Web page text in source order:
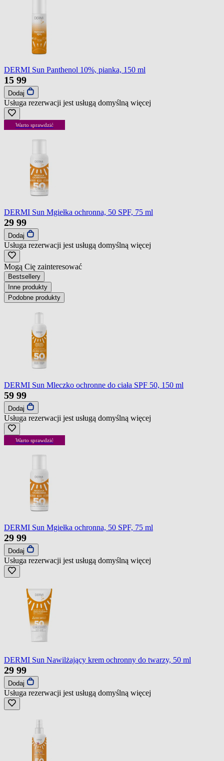
DERMI Sun Panthenol 10%, pianka, 150 ml
15 99
Dodaj
Usługa rezerwacji jest usługą domyślną więcej
Warto sprawdzić
DERMI Sun Mgiełka ochronna, 50 SPF, 75 ml
29 99
Dodaj
Usługa rezerwacji jest usługą domyślną więcej
Mogą Cię zainteresować
Bestsellery
Inne produkty
Podobne produkty
DERMI Sun Mleczko ochronne do ciała SPF 50, 150 ml
59 99
Dodaj
Usługa rezerwacji jest usługą domyślną więcej
Warto sprawdzić
DERMI Sun Mgiełka ochronna, 50 SPF, 75 ml
29 99
Dodaj
Usługa rezerwacji jest usługą domyślną więcej
DERMI Sun Nawilżający krem ochronny do twarzy, 50 ml
29 99
Dodaj
Usługa rezerwacji jest usługą domyślną więcej